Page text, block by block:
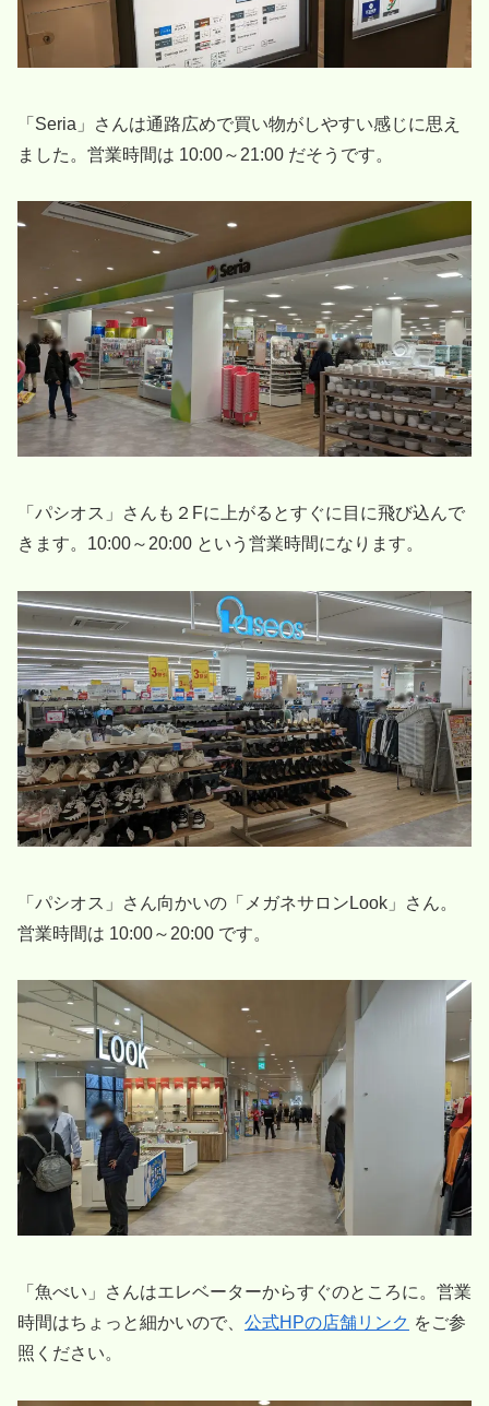
「Seria」さんは通路広めで買い物がしやすい感じに思え
ました。営業時間は 10:00～21:00 だそうです。
「パシオス」さんも２Fに上がるとすぐに目に飛び込んで
きます。10:00～20:00 という営業時間になります。
「パシオス」さん向かいの「メガネサロンLook」さん。
営業時間は 10:00～20:00 です。
「魚べい」さんはエレベーターからすぐのところに。営業
時間はちょっと細かいので、 公式HPの店舗リンク をご参
照ください。